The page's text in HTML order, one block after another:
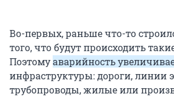
Во-первых, раньше что-то
того, что будут происходить
Поэтомуаварийность
инфраструктуры: дороги, линии
трубопроводы, жилые или